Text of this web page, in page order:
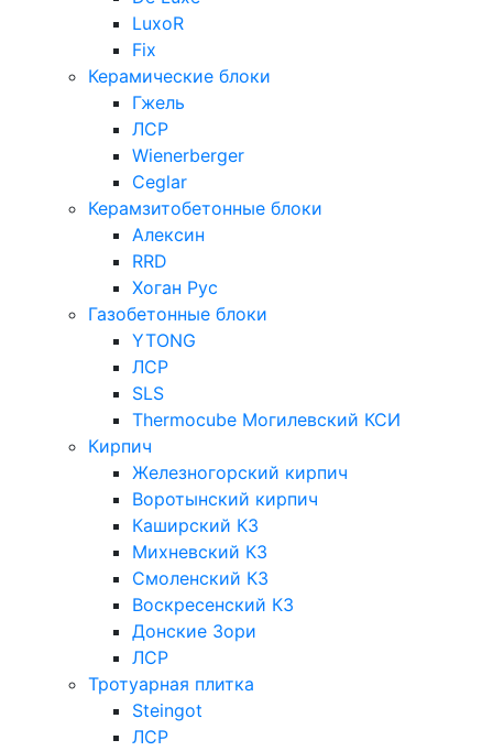
LuxoR
Fix
Керамические блоки
Гжель
ЛСР
Wienerberger
Ceglar
Керамзитобетонные блоки
Алексин
RRD
Хоган Рус
Газобетонные блоки
YTONG
ЛСР
SLS
Thermocube Могилевский КСИ
Кирпич
Железногорский кирпич
Воротынский кирпич
Каширский КЗ
Михневский КЗ
Смоленский КЗ
Воскресенский КЗ
Донские Зори
ЛСР
Тротуарная плитка
Steingot
ЛСР